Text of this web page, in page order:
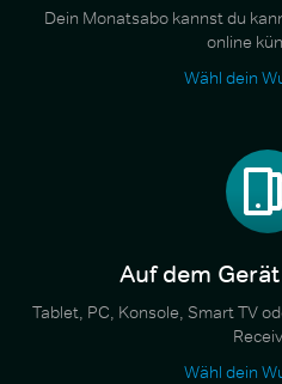
Dein Monatsabo kannst du
online
Wähl dein
Auf dem
Tablet, PC, Konsole, Smart TV
Wähl dein